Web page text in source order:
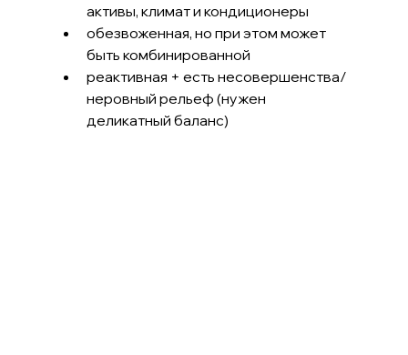
активы, климат и кондиционеры
обезвоженная, но при этом может
быть комбинированной
реактивная + есть несовершенства/
неровный рельеф (нужен
деликатный баланс)